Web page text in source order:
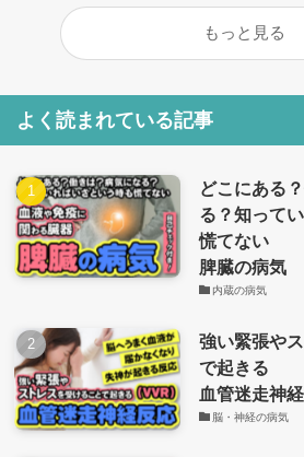
もっと見る
よく読まれている記事
どこにある
る？知って
慌てない
脾臓の病気
内蔵の病気
強い緊張や
で起きる
血管迷走神
脳・神経の病気